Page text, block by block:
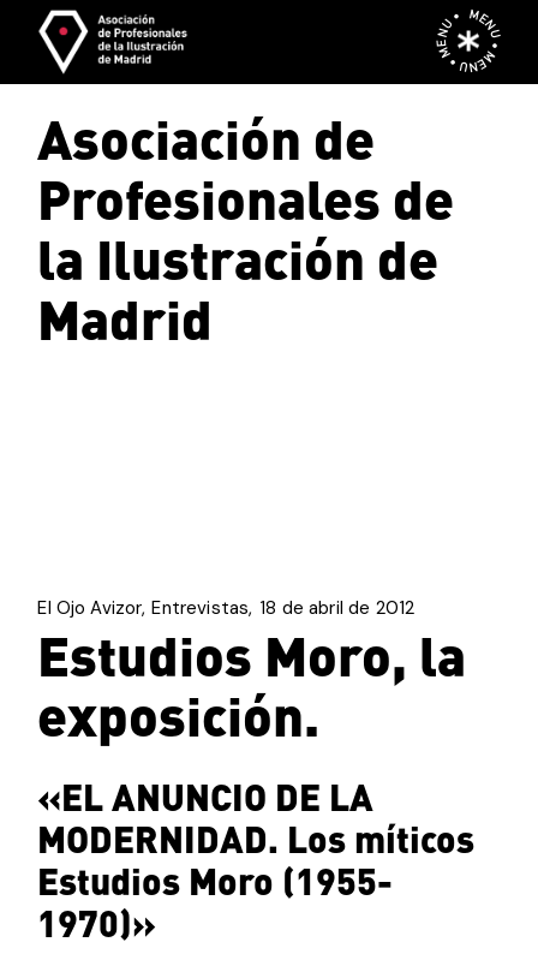
content
MENU • MENU • MENU •
Asociación de
Profesionales de
la Ilustración de
Madrid
El Ojo Avizor Entrevistas 18 de abril de 2012
Estudios Moro, la
exposición.
«EL ANUNCIO DE LA
MODERNIDAD. Los míticos
Estudios Moro (1955-
1970)»